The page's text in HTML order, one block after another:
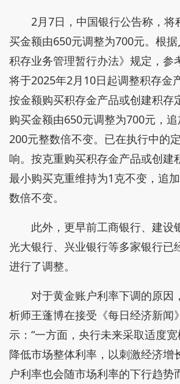
2月7日，中国银行公告称，将
买金额由650元调整为700元。根
积存业务管理暂行办法》规定，参
将于2025年2月10日起调整积存金
按金额购买积存金产品或创建积存
购买金额由650元调整为700元，
200元整数倍不变。已在执行中的
响。按克重购买积存金产品或创建
最小购买克重维持为1克不变，追
数倍不变。
此外，更早前工商银行、建设
光大银行、兴业银行等多家银行已
进行了调整。
对于黄金账户利率下调的原因
析师王蓬博在接受《每日经济新闻
示：“一方面，央行未来采取适度
降低市场整体利率，以刺激经济增
户利率也会随市场利率的下行趋势